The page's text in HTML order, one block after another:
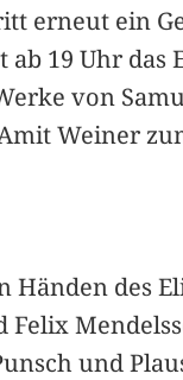
erneut ein
19 Uhr das
von
Weiner
Händen des
und